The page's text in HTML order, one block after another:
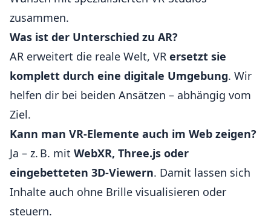
zusammen.
Was ist der Unterschied zu AR?
AR erweitert die reale Welt, VR ersetzt sie
komplett durch eine digitale Umgebung. Wir
helfen dir bei beiden Ansätzen – abhängig vom
Ziel.
Kann man VR-Elemente auch im Web zeigen?
Ja – z. B. mit WebXR, Three.js oder
eingebetteten 3D-Viewern. Damit lassen sich
Inhalte auch ohne Brille visualisieren oder
steuern.